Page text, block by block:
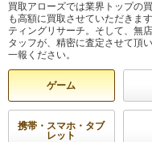
買取アローズでは業界トップの
も高額に買取させていただきま
ティングリサーチ。そして、無
タッフが、精密に査定させて頂
一報ください。
ゲーム
携帯・スマホ・タブ
レット